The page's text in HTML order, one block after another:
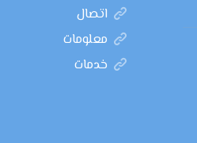
اتصال
معلومات
خدمات